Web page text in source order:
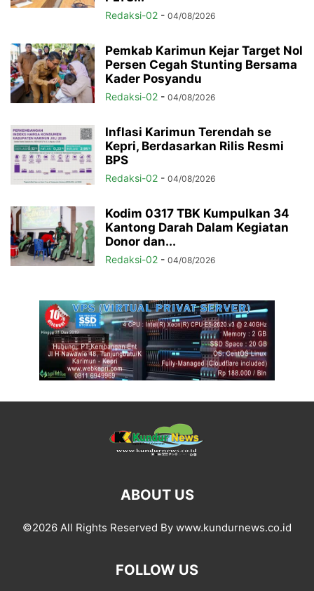
Redaksi-02 - 04/08/2026
Pemkab Karimun Kejar Target Nol
Persen Cegah Stunting Bersama
Kader Posyandu
Redaksi-02 - 04/08/2026
Inflasi Karimun Terendah se
Kepri, Berdasarkan Rilis Resmi
BPS
Redaksi-02 - 04/08/2026
Kodim 0317 TBK Kumpulkan 34
Kantong Darah Dalam Kegiatan
Donor dan...
Redaksi-02 - 04/08/2026
ABOUT US
©2026 All Rights Reserved By www.kundurnews.co.id
FOLLOW US